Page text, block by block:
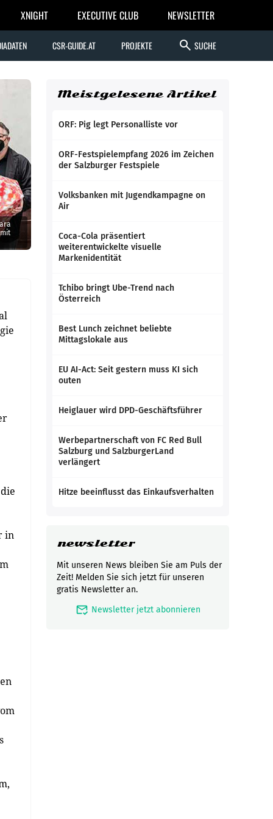
XNIGHT EXECUTIVE CLUB NEWSLETTER
CSR-GUIDE.AT PROJEKTE search SUCHE
in
Meistgelesene Artikel
ORF: Pig legt Personalliste vor
ORF-Festspielempfang 2026 im Zeichen
der Salzburger Festspiele
Volksbanken mit Jugendkampagne on
Air
Coca-Cola präsentiert
weiterentwickelte visuelle
Markenidentität
Tchibo bringt Ube-Trend nach
Österreich
Best Lunch zeichnet beliebte
Mittagslokale aus
EU AI-Act: Seit gestern muss KI sich
outen
Heiglauer wird DPD-Geschäftsführer
Werbepartnerschaft von FC Red Bull
Salzburg und SalzburgerLand
verlängert
Hitze beeinflusst das Einkaufsverhalten
newsletter
Mit unseren News bleiben Sie am Puls der
Zeit! Melden Sie sich jetzt für unseren
gratis Newsletter an.
mark_email_read Newsletter jetzt abonnieren